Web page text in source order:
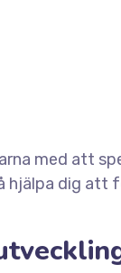
med att
hjälpa dig